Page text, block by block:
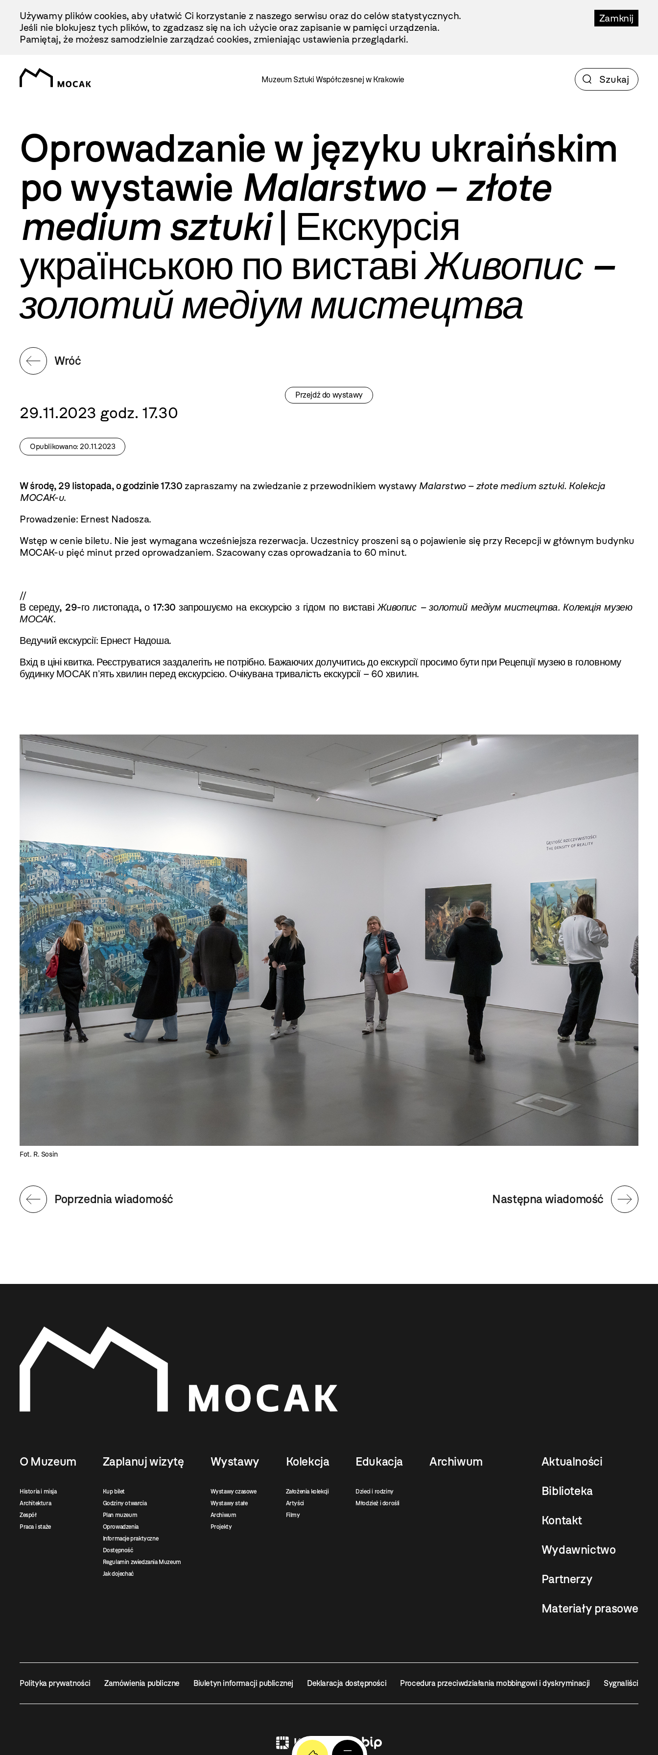
Treści
Zamknij
Używamy plików cookies, aby ułatwić Ci korzystanie z naszego serwisu oraz do celów statystycznych.
Jeśli nie blokujesz tych plików, to zgadzasz się na ich użycie oraz zapisanie w pamięci urządzenia.
Pamiętaj, że możesz samodzielnie zarządzać cookies, zmieniając ustawienia przeglądarki.
Muzeum Sztuki Współczesnej w Krakowie
Oprowadzanie w języku ukraińskim
po wystawie Malarstwo – złote
medium sztuki| Екскурсія
українською по виставіЖивопис –
золотий медіум мистецтва
Wróć
Przejdź do wystawy
29.11.2023 godz. 17.30
Opublikowano: 20.11.2023
W środę, 29 listopada, o godzinie 17.30 zapraszamy na zwiedzanie z przewodnikiem wystawy Malarstwo – złote medium sztuki. Kolekcja
MOCAK-u.
Prowadzenie: Ernest Nadosza.
Wstęp w cenie biletu. Nie jest wymagana wcześniejsza rezerwacja. Uczestnicy proszeni są o pojawienie się przy Recepcji w głównym budynku
MOCAK-u pięć minut przed oprowadzaniem. Szacowany czas oprowadzania to 60 minut.
//
В середу, 29-го листопада, о 17:30 запрошуємо на екскурсію з гідом по виставіЖивопис – золотий медіум мистецтва.Колекція музею
МОСАК.
Ведучий екскурсії: Ернест Надоша.
Вхід в ціні квитка. Реєструватися заздалегіть не потрібно. Бажаючих долучитись до екскурсії просимо бути при Рецепції музею в головному
будинку МОСАК пʼять хвилин перед екскурсією. Очікувана тривалість екскурсії – 60 хвилин.
Fot. R. Sosin
Następna wiadomość
Poprzednia wiadomość
O Muzeum
Historia i misja
Architektura
Zespół
Praca i staże
Zaplanuj wizytę
Kup bilet
Godziny otwarcia
Plan muzeum
Oprowadzenia
Informacje praktyczne
Dostępność
Regulamin zwiedzania Muzeum
Jak dojechać
Wystawy
Wystawy czasowe
Wystawy stałe
Archiwum
Projekty
Kolekcja
Założenia kolekcji
Artyści
Filmy
Edukacja
Dzieci i rodziny
Młodzież i dorośli
Archiwum Aktualności
Biblioteka
Kontakt
Wydawnictwo
Partnerzy
Materiały prasowe
Polityka prywatności Zamówienia publiczne Biuletyn informacji publicznej Deklaracja dostępności Procedura przeciwdziałania mobbingowi i dyskryminacji Sygnaliści